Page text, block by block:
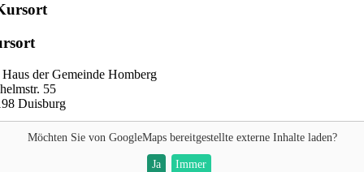
der Gemeinde Homberg
55
Duisburg
Möchten Sie von GoogleMapsbereitgestellte externe Inhalte laden?
Ja Immer